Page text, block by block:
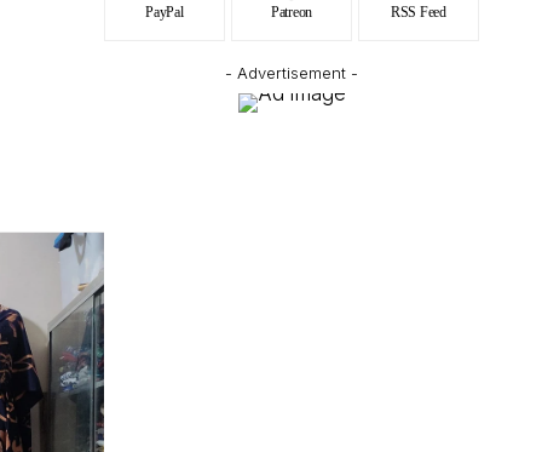
PayPal Patreon RSS Feed
- Advertisement -